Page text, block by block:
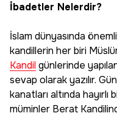
İbadetler Nelerdir?
İslam dünyasında
kandillerin her biri
Kandilgünlerinde
sevap olarak yazılır.
kanatları altında
müminler Berat